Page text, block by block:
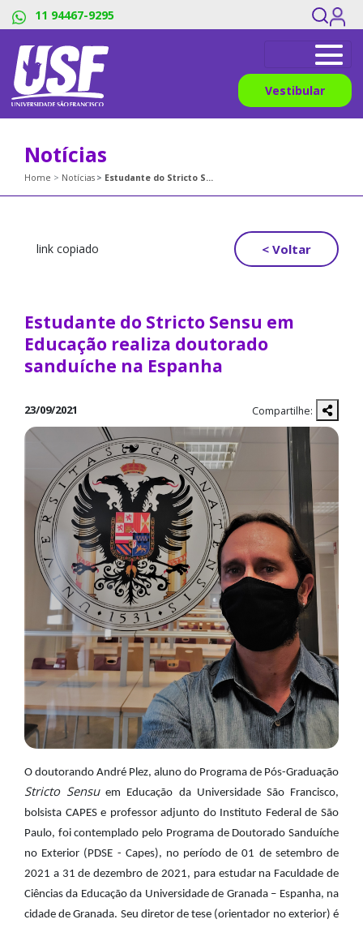
11 94467-9295
Vestibular
Notícias
Home Notícias Estudante do Stricto Sensu em Educação realiza doutorado sanduíche na Espanha
link copiado < Voltar
Estudante do Stricto Sensu em
Educação realiza doutorado
sanduíche na Espanha
23/09/2021 Compartilhe:
O doutorando André Plez, aluno do Programa de Pós-Graduação
Stricto Sensuem Educação da Universidade São Francisco,
bolsista CAPES e professor adjunto do Instituto Federal de São
Paulo, foi contemplado pelo Programa de Doutorado Sanduíche
no Exterior (PDSE - Capes), no período de 01 de setembro de
2021 a 31 de dezembro de 2021, para estudar na Faculdade de
Ciências da Educação da Universidade de Granada – Espanha, na
cidade de Granada. Seu diretor de tese (orientador no exterior) é